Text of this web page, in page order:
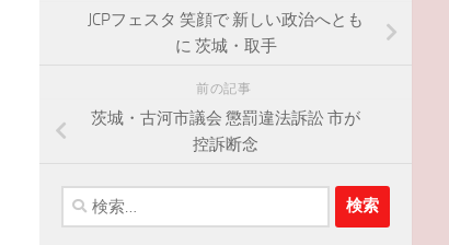
JCPフェスタ 笑顔で 新しい政治へとも
に 茨城・取手
前の記事
茨城・古河市議会 懲罰違法訴訟 市が
控訴断念
検
索: